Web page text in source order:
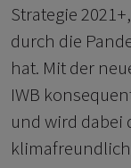
Strategie
durch die
hat. Mit der
IWB
und wird dabei